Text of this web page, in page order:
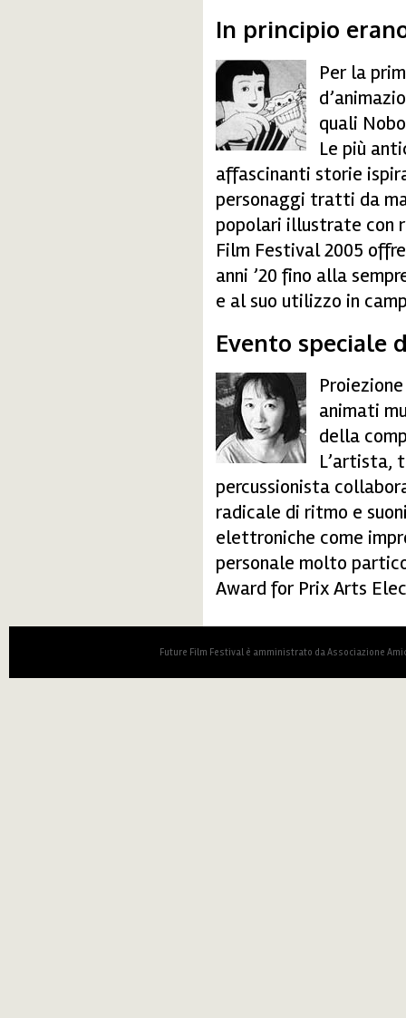
In principio
japan.jpg
Per la
quali
Le più
affascinanti storie
personaggi tratti da
popolari illustrate con
Film Festival 2005
anni ’20 fino alla
e al suo utilizzo in
Evento speciale
ikue.jpg
animati
della
L’artista,
percussionista
radicale di ritmo e
elettroniche come
personale molto
Award for Prix Arts
Future Film Festival è amministrato da Associazione